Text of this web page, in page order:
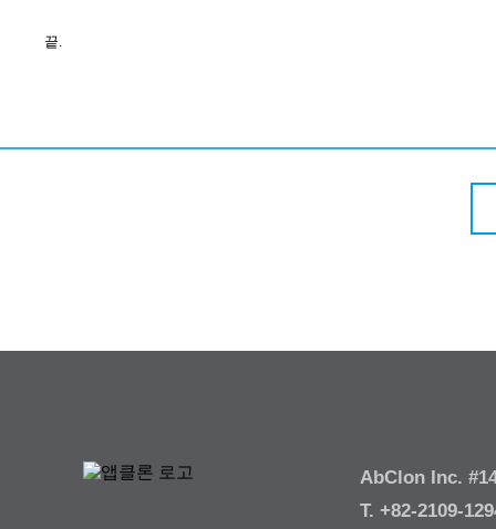
끝.
AbClon Inc.
T. +82-2109-